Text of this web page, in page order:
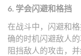
6. 学会闪避和格挡
在战斗中，闪避和
确的时机闪避敌人
阻挡敌人的攻击，并